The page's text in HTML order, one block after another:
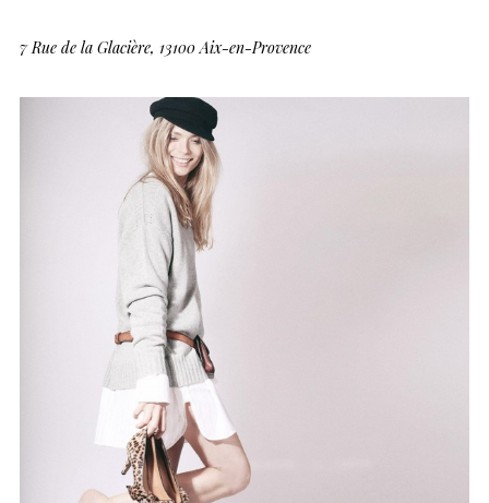
7 Rue de la Glacière, 13100 Aix-en-Provence